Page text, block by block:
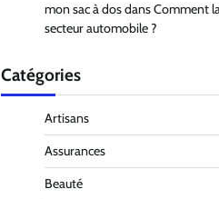
mon sac à dosdansComment
secteur automobile ?
Catégories
Artisans
Assurances
Beauté